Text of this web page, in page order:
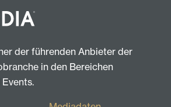
der führenden Anbieter der
in den Bereichen